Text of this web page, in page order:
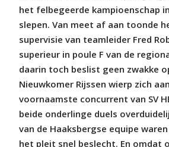
het felbegeerde kampioenschap
slepen. Van meet af aan toonde
supervisie van teamleider Fred
superieur in poule F van de
daarin toch beslist geen zwakke
Nieuwkomer Rijssen wierp zich
voornaamste concurrent van SV
beide onderlinge duels
van de Haaksbergse equipe
het pleit snel beslecht. En omdat